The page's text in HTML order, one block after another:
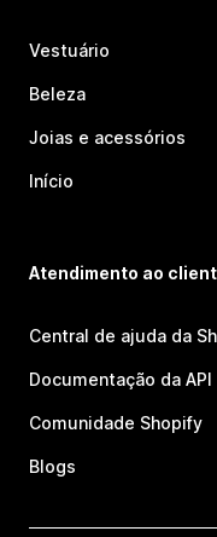
Vestuário
Beleza
Joias e acessórios
Início
Atendimento ao
Central de ajuda da
Documentação da API
Comunidade Shopify
Blogs